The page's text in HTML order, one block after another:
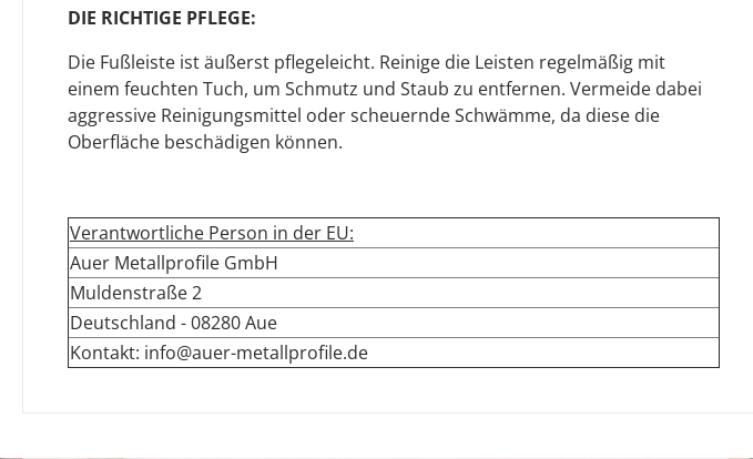
DIE RICHTIGE PFLEGE:
Die Fußleiste ist äußerst pflegeleicht. Reinige die Leisten regelmäßig mit
einem feuchten Tuch, um Schmutz und Staub zu entfernen. Vermeide dabei
aggressive Reinigungsmittel oder scheuernde Schwämme, da diese die
Oberfläche beschädigen können.
Verantwortliche Person in der EU:
Auer Metallprofile GmbH
Muldenstraße 2
Deutschland - 08280 Aue
Kontakt: info@auer-metallprofile.de